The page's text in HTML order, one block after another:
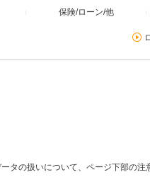
保険/ローン/他
タの扱いについて、ページ下部の注